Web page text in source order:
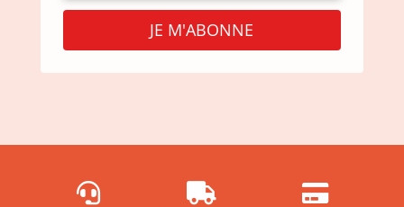
JE M'ABONNE
  